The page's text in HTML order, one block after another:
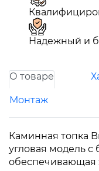
Надежный и
О товаре
Монтаж
Каминная топка
угловая модель
обеспечивающая